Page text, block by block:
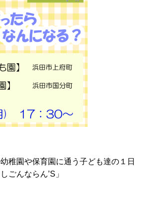
稚園や保育園に通う子ども達の１日
ごんならん’S」